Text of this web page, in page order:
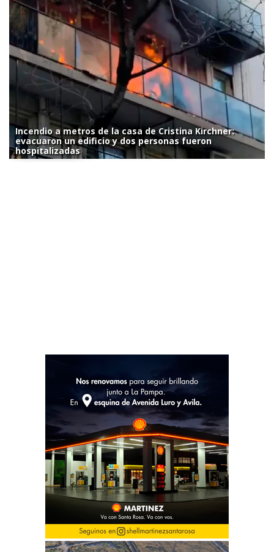
Incendio a metros de la casa de Cristina Kirchner:
evacuaron un edificio y dos personas fueron
hospitalizadas